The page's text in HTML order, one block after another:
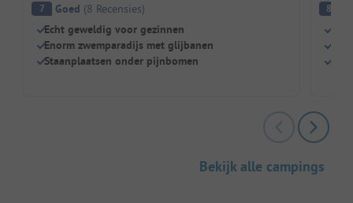
7 Goed (8 Recensies)
Echt geweldig voor gezinnen
Enorm zwemparadijs met glijbanen
Staanplaatsen onder pijnbomen
8
Bekijk alle campings